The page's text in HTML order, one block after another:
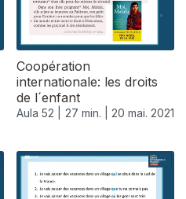
Coopération
internationale: les droits
de l´enfant
Aula 52 | 27 min. | 20 mai. 2021